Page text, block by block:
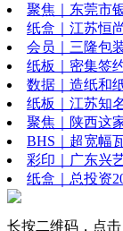
聚焦｜东莞市
纸盒｜江苏恒
会员｜三隆包
纸板｜密集签
数据｜造纸和
纸板｜江苏知
聚焦｜陕西这
BHS｜超宽幅
彩印｜广东兴
纸盒｜总投资
长按二维码，点